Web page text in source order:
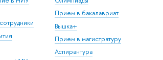
Прием в бакалавриат
Вышка+
Прием в магистратуру
Аспирантура